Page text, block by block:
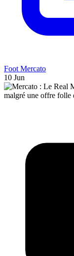
Foot Mercato
10 Jun